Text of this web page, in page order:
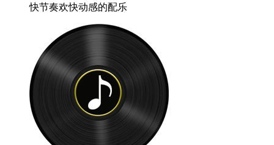
快节奏欢快动感的配乐